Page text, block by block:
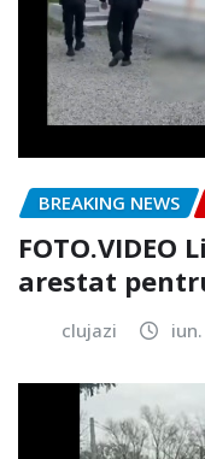
BREAKING NEWS
arestat
clujazi